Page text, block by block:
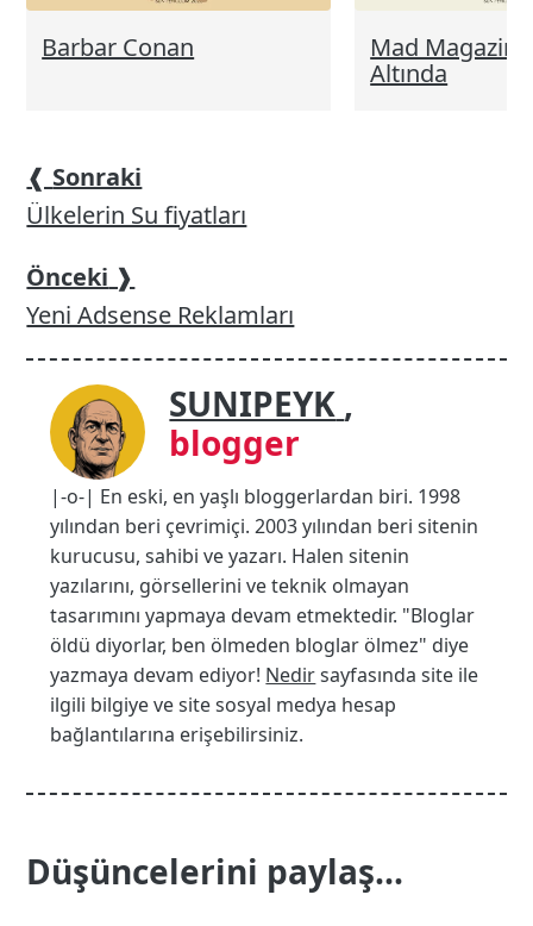
Barbar Conan
Mad
Altında
❰ Sonraki
Ülkelerin Su fiyatları
Önceki ❱
Yeni Adsense Reklamları
SUNIPEYK ,
blogger
|-o-| En eski, en yaşlı bloggerlardan biri. 1998
yılından beri çevrimiçi. 2003 yılından beri sitenin
kurucusu, sahibi ve yazarı. Halen sitenin
yazılarını, görsellerini ve teknik olmayan
tasarımını yapmaya devam etmektedir. "Bloglar
öldü diyorlar, ben ölmeden bloglar ölmez" diye
yazmaya devam ediyor! Nedirsayfasında site ile
ilgili bilgiye ve site sosyal medya hesap
bağlantılarına erişebilirsiniz.
Düşüncelerini paylaş...